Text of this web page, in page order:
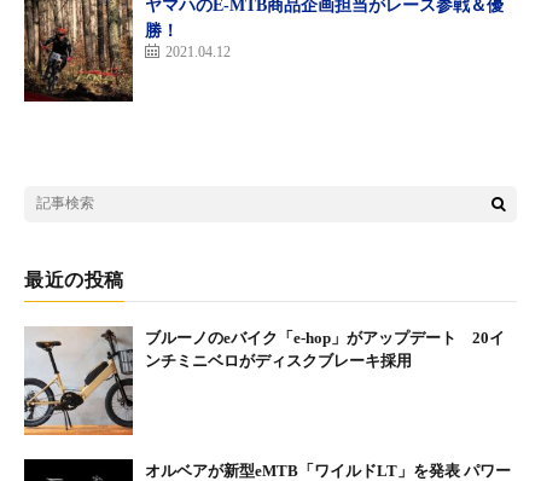
ヤマハのE-MTB商品企画担当がレース参戦＆優
勝！
2021.04.12
最近の投稿
ブルーノのeバイク「e-hop」がアップデート 20イ
ンチミニベロがディスクブレーキ採用
オルベアが新型eMTB「ワイルドLT」を発表 パワー